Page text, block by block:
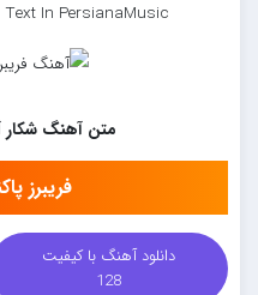
In PersianaMusic
متن آهنگ شکار
فریبرز
دانلود آهنگ با کیفیت
128